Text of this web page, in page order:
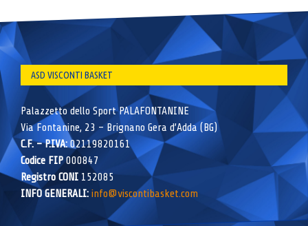
ASD VISCONTI BASKET
Palazzetto dello Sport PALAFONTANINE
Via Fontanine, 23 – Brignano Gera d’Adda (BG)
C.F. – P.IVA:02119820161
Codice FIP000847
Registro CONI 152085
INFO GENERALI: info@viscontibasket.com